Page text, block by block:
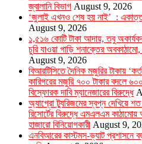
জ্বালানি বিভাগ August 9, 2026
‘জুলাই এখনও শেষ হয় নাই’ :
August 9, 2026
১,৫১৬ কোটি টাকা আদায়, তবু
চুরি যাওয়া গাড়ি শনাক্তের
August 9, 2026
বিআরটিসিতে দৈনিক মজুরির টাকায়
কারিগরের মজুরি ৭০০ টাকার বদলে
বিস্ফোরক দাবি ম্যানেজারের বিরুদ্ধে
অ্যাগ্রো ট্যুরিজমের স্বপ্ন দেখিয়ে শত
রিসোর্টের বিরুদ্ধে এমএলএম কাঠামোয়
হাজারো বিনিয়োগকারী August 9,
এনবিআরের কাস্টমস-ভ্যাট প্রশাসনে